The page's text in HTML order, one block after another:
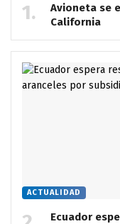
Avioneta se
California
ACTUALIDAD
Ecuador